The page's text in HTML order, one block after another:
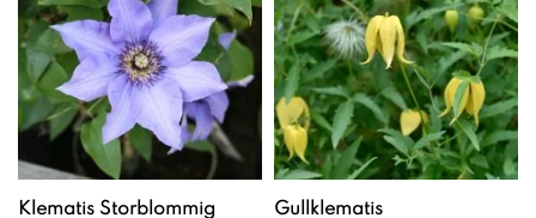
Klematis Storblommig Gullklematis